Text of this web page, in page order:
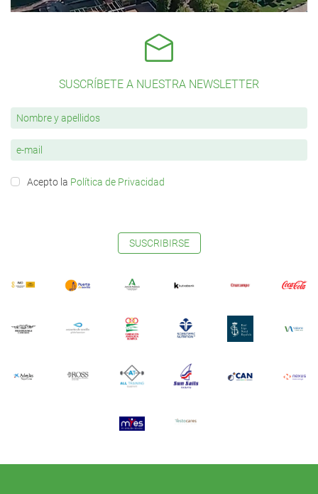
SUSCRÍBETE A NUESTRA NEWSLETTER
Acepto la Política de Privacidad
SUSCRIBIRSE